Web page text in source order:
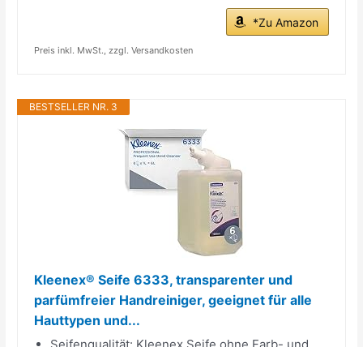
*Zu Amazon
Preis inkl. MwSt., zzgl. Versandkosten
BESTSELLER NR. 3
Kleenex® Seife 6333, transparenter und
parfümfreier Handreiniger, geeignet für alle
Hauttypen und...